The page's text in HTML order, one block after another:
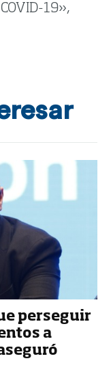
19»,
perseguir
a